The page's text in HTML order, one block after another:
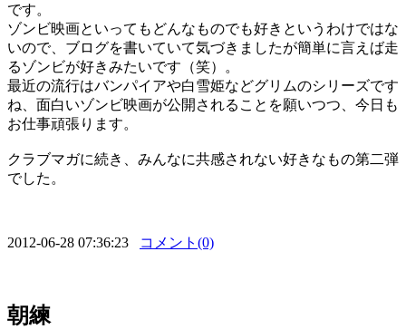
です。
ゾンビ映画といってもどんなものでも好きというわけではな
いので、ブログを書いていて気づきましたが簡単に言えば走
るゾンビが好きみたいです（笑）。
最近の流行はバンパイアや白雪姫などグリムのシリーズです
ね、面白いゾンビ映画が公開されることを願いつつ、今日も
お仕事頑張ります。
クラブマガに続き、みんなに共感されない好きなもの第二弾
でした。
2012-06-28 07:36:23 コメント(0)
朝練